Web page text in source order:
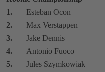
1.
Esteban Ocon
2.
Max Verstappen
3.
Jake Dennis
4.
Antonio Fuoco
5.
Jules Szymkowiak